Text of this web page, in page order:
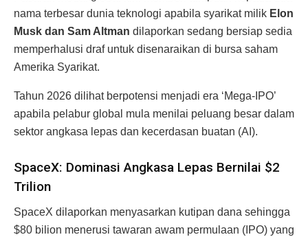
nama terbesar dunia teknologi apabila syarikat milik Elon
Musk dan Sam Altman dilaporkan sedang bersiap sedia
memperhalusi draf untuk disenaraikan di bursa saham
Amerika Syarikat.
Tahun 2026 dilihat berpotensi menjadi era ‘Mega-IPO’
apabila pelabur global mula menilai peluang besar dalam
sektor angkasa lepas dan kecerdasan buatan (AI).
SpaceX: Dominasi Angkasa Lepas Bernilai $2
Trilion
SpaceX dilaporkan menyasarkan kutipan dana sehingga
$80 bilion menerusi tawaran awam permulaan (IPO) yang